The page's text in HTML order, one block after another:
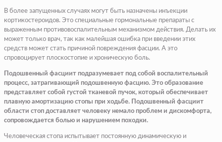
В более запущенных случаях могут быть назначены инъекции
кортикостероидов. Это специальные гормональные препараты с
выраженным противовоспалительным механизмом действия. Делать их
может только врач, так как малейшая ошибка при введении этих
средств может стать причиной повреждения фасции. А это
спровоцирует плоскостопие и хроническую боль.
Подошвенный фасциит подразумевает под собой воспалительный
процесс, затрагивающий подошвенную фасцию. Это образование
представляет собой густой тканевой пучок, который обеспечивает
плавную амортизацию стопы при ходьбе. Подошвенный фасциит
области стоп доставляет человеку немало проблем и дискомфорта,
сопровождается болью и нарушением походки.
Человеческая стопа испытывает постоянную динамическую и